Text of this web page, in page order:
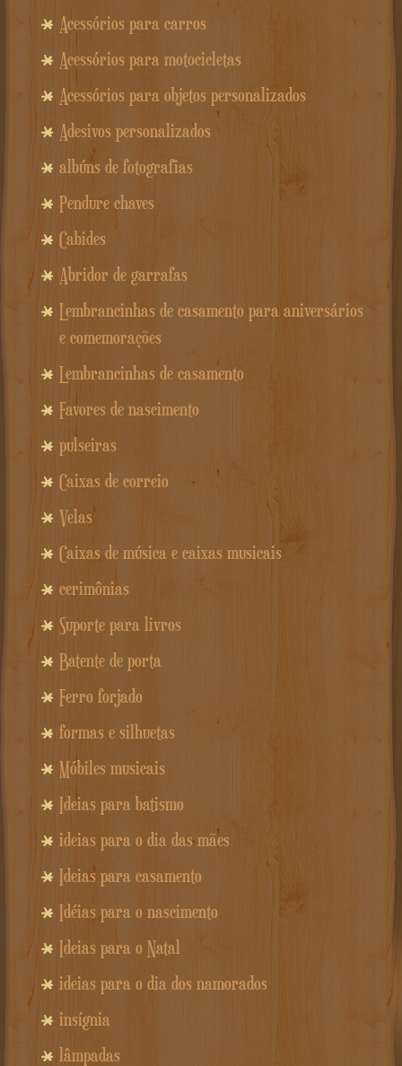
Acessórios para carros
Acessórios para motocicletas
Acessórios para objetos personalizados
Adesivos personalizados
albúns de fotografias
Pendure chaves
Cabides
Abridor de garrafas
Lembrancinhas de casamento para aniversários
e comemorações
Lembrancinhas de casamento
Favores de nascimento
pulseiras
Caixas de correio
Velas
Caixas de música e caixas musicais
cerimônias
Suporte para livros
Batente de porta
Ferro forjado
formas e silhuetas
Móbiles musicais
Ideias para batismo
ideias para o dia das mães
Ideias para casamento
Idéias para o nascimento
Ideias para o Natal
ideias para o dia dos namorados
insígnia
lâmpadas